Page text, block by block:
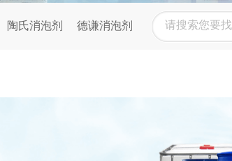
陶氏消泡剂 德谦消泡剂